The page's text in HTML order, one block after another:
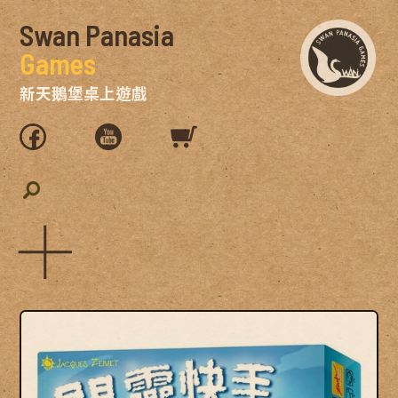
Swan Panasia
Games
新天鵝堡桌上遊戲